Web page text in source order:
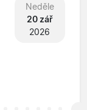
Neděle
20 zář
2026